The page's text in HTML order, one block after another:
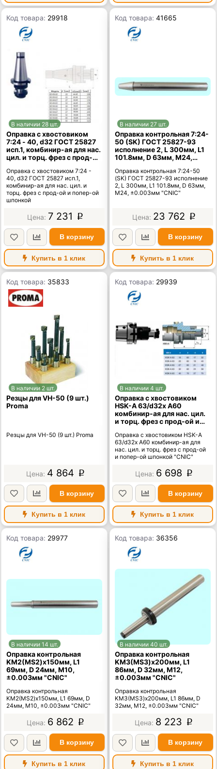
Код товара: 29918
В наличии 28 шт.
Оправка с хвостовиком
7:24 - 40, d32 ГОСТ 25827
исп.1, комбинир-ая для нас.
цил. и торц. фрез с прод-ой
Оправка с хвостовиком 7:24 -
40, d32 ГОСТ 25827 исп.1,
комбинир-ая для нас. цил. и
торц. фрез с прод-ой и попер-ой
шпонкой
7 231 p
В корзину
Купить в 1 клик
Код товара:41665
В наличии 27 шт.
Оправка контрольная 7:24-
50 (SK) ГОСТ 25827-93
исполнение 2, L 300мм, L1
101.8мм, D 63мм, М24,
Оправка контрольная 7:24-50
(SK) ГОСТ 25827-93 исполнение
2, L 300мм, L1 101.8мм, D 63мм,
М24, ±0.003мм "CNIC"
23 762 p
В корзину
Купить в 1 клик
Код товара: 35833
В наличии 2 шт.
Резцы для VH-50 (9 шт.)
Proma
Резцы для VH-50 (9 шт.) Proma
4 864 p
В корзину
Купить в 1 клик
Код товара: 29939
В наличии 4 шт.
Оправка с хвостовиком
HSK-A 63/d32х A60
комбинир-ая для нас. цил.
и торц. фрез с прод-ой и
Оправка с хвостовиком HSK-A
63/d32х A60 комбинир-ая для
нас. цил. и торц. фрез с прод-ой
и попер-ой шпонкой "CNIC"
6 698 p
В корзину
Купить в 1 клик
Код товара: 29977
В наличии 14 шт.
Оправка контрольная
KМ2(MS2)x150мм, L1
69мм, D 24мм, М10,
±0.003мм "CNIC"
Оправка контрольная
KМ2(MS2)x150мм, L1 69мм, D
24мм, М10, ±0.003мм "CNIC"
6 862 p
В корзину
Купить в 1 клик
Код товара: 36356
В наличии 40 шт.
Оправка контрольная
KМ3(MS3)x200мм, L1
86мм, D 32мм, М12,
±0.003мм "CNIC"
Оправка контрольная
KМ3(MS3)x200мм, L1 86мм, D
32мм, М12, ±0.003мм "CNIC"
8 223 p
В корзину
Купить в 1 клик